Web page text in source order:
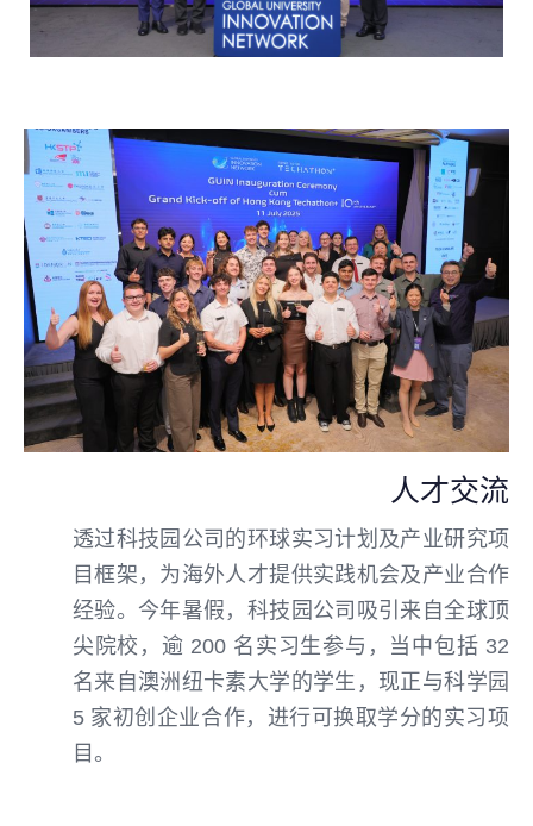
人才交流
透过科技园公司的环球实习计划及产业研究项
目框架，为海外人才提供实践机会及产业合作
经验。今年暑假，科技园公司吸引来自全球顶
尖院校，逾 200 名实习生参与，当中包括 32
名来自澳洲纽卡素大学的学生，现正与科学园
5 家初创企业合作，进行可换取学分的实习项
目。